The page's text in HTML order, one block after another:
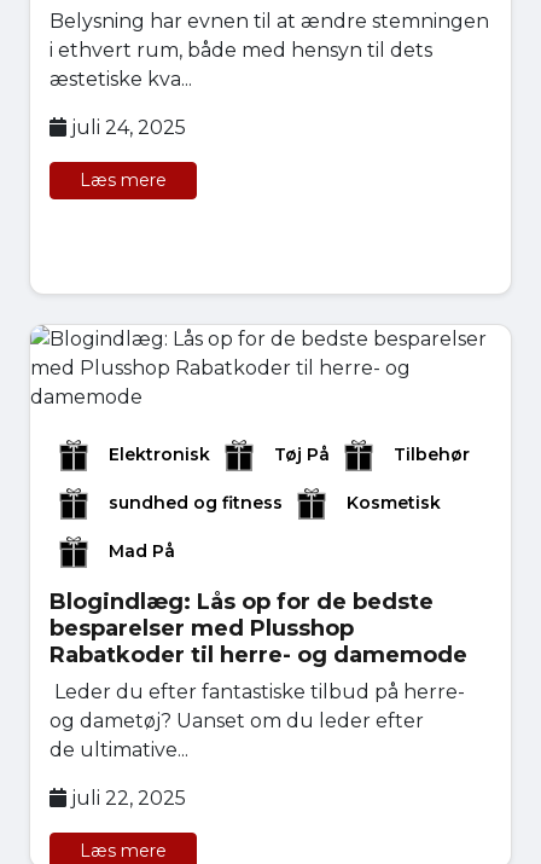
Belysning har evnen til at ændre stemningen
i ethvert rum, både med hensyn til dets
æstetiske kva...
juli 24, 2025
Læs mere
Elektronisk Tøj På Tilbehør
sundhed og fitness Kosmetisk
Mad På
Blogindlæg: Lås op for de bedste
besparelser med Plusshop
Rabatkoder til herre- og damemode
Leder du efter fantastiske tilbud på herre-
og dametøj? Uanset om du leder efter
de ultimative...
juli 22, 2025
Læs mere